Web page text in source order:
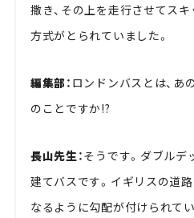
撒き、その上を走行させてスキ
方式がとられていました。
編集部： ロンドンバスとは、あ
のことですか!?
長山先生：そうです。ダブルデ
建てバスです。イギリスの道
なるように勾配が付けられて